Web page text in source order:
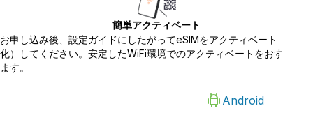
簡単アクティベート
お申し込み後、設定ガイドにしたがってeSIMをアクティベート（有効
化）してください。安定したWiFi環境でのアクティベートをおすすめし
ます。
Android